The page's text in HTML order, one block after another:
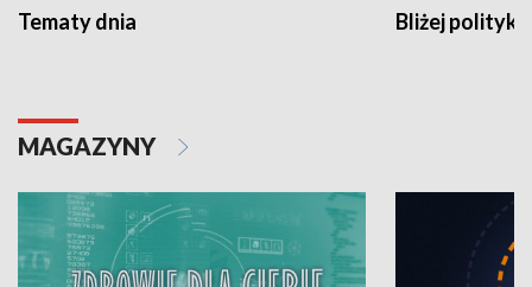
Tematy dnia Bliżej polityki
MAGAZYNY